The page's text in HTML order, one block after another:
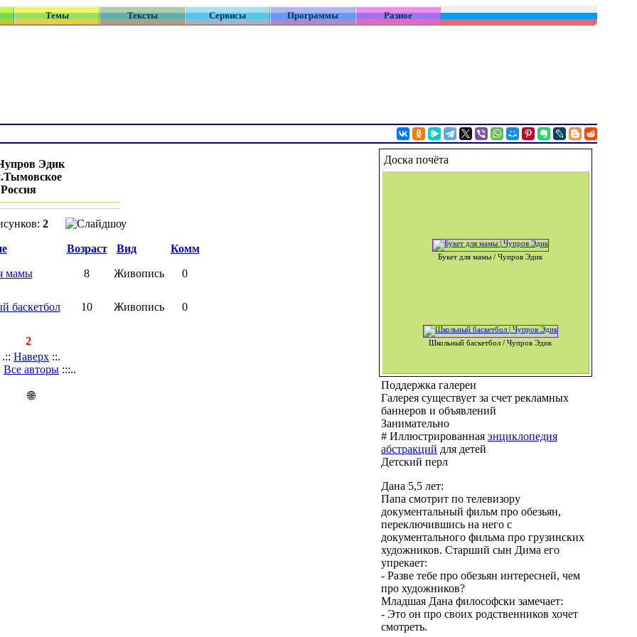
Темы Тексты Сервисы Программы Разное
Эдик
Россия
2
Возраст Вид Комм
мамы 8 Живопись 0
баскетбол 10 Живопись 0
2
.:: Наверх ::.
Все авторы :::..
🌐
Доска почёта
Букет для мамы / Чупров Эдик
Школьный баскетбол / Чупров Эдик
Поддержка галереи
Галерея существует за счет рекламных
баннеров и объявлений
Занимательно
# Иллюстрированная энциклопедия
абстракций для детей
Детский перл
Дана 5,5 лет:
Папа смотрит по телевизору
документальный фильм про обезьян,
переключившись на него с
документального фильма про грузинских
художников. Старший сын Дима его
упрекает:
- Разве тебе про обезьян интересней, чем
про художников?
Младшая Дана философски замечает:
- Это он про своих родственников хочет
смотреть.